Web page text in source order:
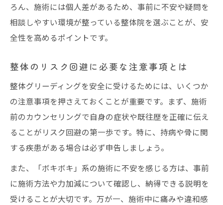
ろん、施術には個人差があるため、事前に不安や疑問を
相談しやすい環境が整っている整体院を選ぶことが、安
全性を高めるポイントです。
整体のリスク回避に必要な注意事項とは
整体グリーディングを安全に受けるためには、いくつか
の注意事項を押さえておくことが重要です。まず、施術
前のカウンセリングで自身の症状や既往歴を正確に伝え
ることがリスク回避の第一歩です。特に、持病や骨に関
する疾患がある場合は必ず申告しましょう。
また、「ボキボキ」系の施術に不安を感じる方は、事前
に施術方法や力加減について確認し、納得できる説明を
受けることが大切です。万が一、施術中に痛みや違和感